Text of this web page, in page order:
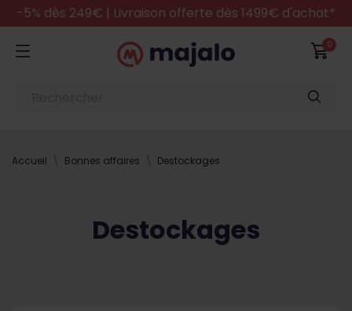
-5% dès 249€ | Livraison offerte dès 1499€ d'achat*
0
Accueil Bonnes affaires Destockages
Destockages